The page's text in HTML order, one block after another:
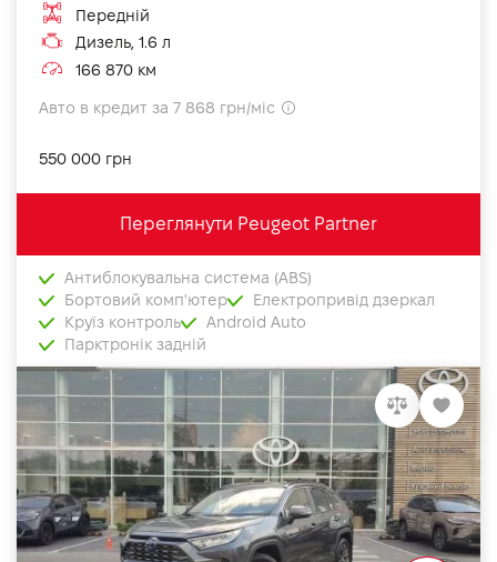
Передній
Дизель, 1.6 л
166 870 км
Авто в кредит за 7 868 грн/міс
550 000 грн
Переглянути Peugeot Partner
Антиблокувальна система (ABS)
Бортовий комп'ютер
Електропривід дзеркал
Круїз контроль
Android Auto
Парктронік задній